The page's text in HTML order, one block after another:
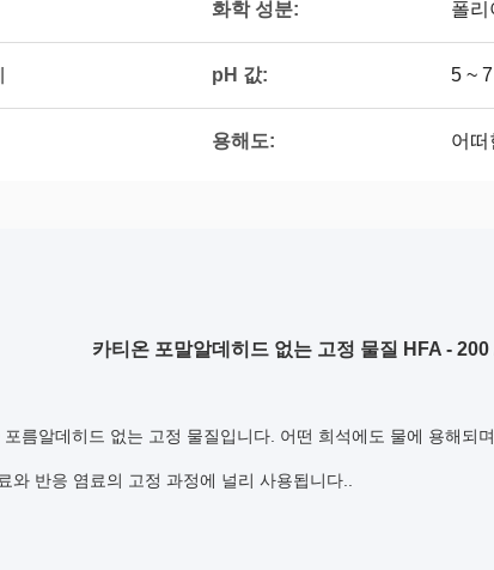
화학 성분: 폴리
pH 값: 5 ~ 7
용해도: 어떠
카티온 포말알데히드 없는 고정 물질 HFA -
포름알데히드 없는 고정 물질입니다. 어떤 희석에도 물에 용해되
와 반응 염료의 고정 과정에 널리 사용됩니다..